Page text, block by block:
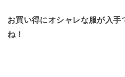
お買い得にオシャレな服が入
ね！